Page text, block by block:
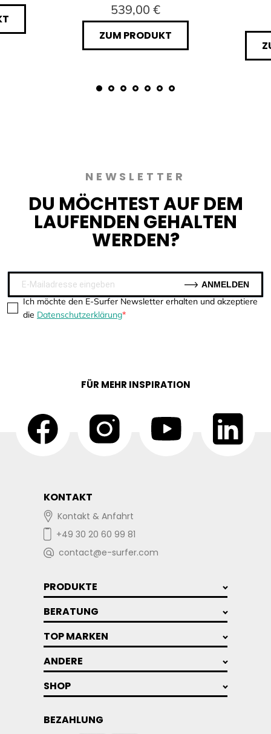
539,00 €
ZUM PRODUKT
NEWSLETTER
DU MÖCHTEST AUF DEM
LAUFENDEN GEHALTEN
WERDEN?
Ich möchte den E-Surfer Newsletter erhalten und akzeptiere
die Datenschutzerklärung
ANMELDEN
FÜR MEHR INSPIRATION
KONTAKT
Kontakt & Anfahrt
+49 30 20 60 99 81
contact@e-surfer.com
PRODUKTE
BERATUNG
TOP MARKEN
ANDERE
SHOP
BEZAHLUNG